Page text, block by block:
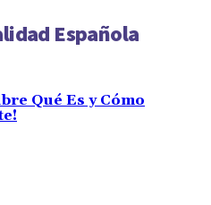
Española
Qué Es y Cómo